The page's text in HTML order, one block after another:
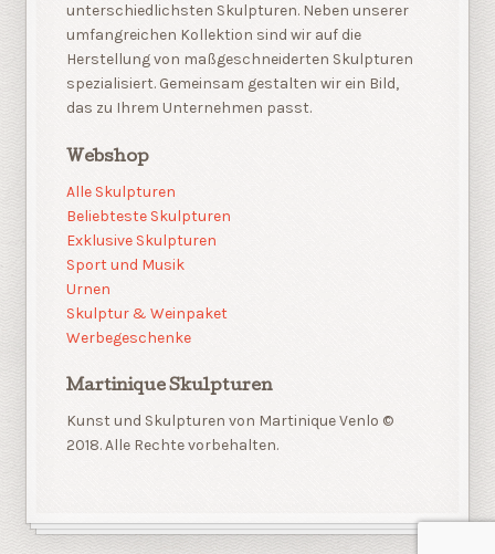
unterschiedlichsten Skulpturen. Neben unserer
umfangreichen Kollektion sind wir auf die
Herstellung von maßgeschneiderten Skulpturen
spezialisiert. Gemeinsam gestalten wir ein Bild,
das zu Ihrem Unternehmen passt.
Webshop
Alle Skulpturen
Beliebteste Skulpturen
Exklusive Skulpturen
Sport und Musik
Urnen
Skulptur & Weinpaket
Werbegeschenke
Martinique Skulpturen
Kunst und Skulpturen von Martinique Venlo ©
2018. Alle Rechte vorbehalten.